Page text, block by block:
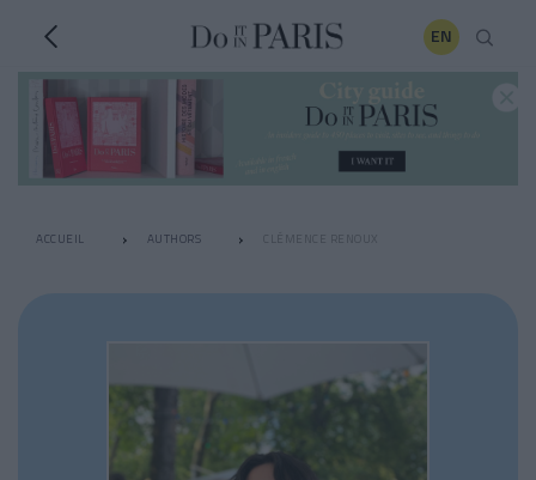
EN
ACCUEIL AUTHORS